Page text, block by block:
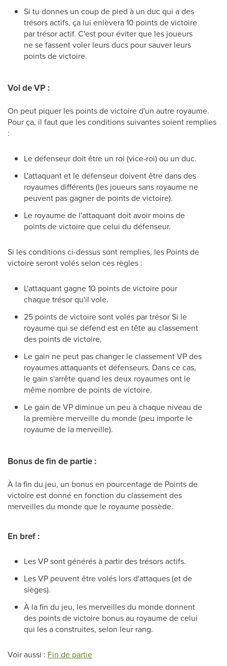
Si tu donnes un coup de pied à un duc qui a des
trésors actifs, ça lui enlèvera 10 points de victoire
par trésor actif. C'est pour éviter que les joueurs
ne se fassent voler leurs ducs pour sauver leurs
points de victoire.
Vol de VP :
On peut piquer les points de victoire d'un autre royaume.
Pour ça, il faut que les conditions suivantes soient remplies
:
Le défenseur doit être un roi (vice-roi) ou un duc.
L'attaquant et le défenseur doivent être dans des
royaumes différents (les joueurs sans royaume ne
peuvent pas gagner de points de victoire).
Le royaume de l'attaquant doit avoir moins de
points de victoire que celui du défenseur.
Si les conditions ci-dessus sont remplies, les Points de
victoire seront volés selon ces règles :
L'attaquant gagne 10 points de victoire pour
chaque trésor qu'il vole.
25 points de victoire sont volés par trésor Si le
royaume qui se défend est en tête au classement
des points de victoire,
Le gain ne peut pas changer le classement VP des
royaumes attaquants et défenseurs. Dans ce cas,
le gain s'arrête quand les deux royaumes ont le
même nombre de points de victoire.
Le gain de VP diminue un peu à chaque niveau de
la première merveille du monde (peu importe le
royaume de la merveille).
Bonus de fin de partie :
À la fin du jeu, un bonus en pourcentage de Points de
victoire est donné en fonction du classement des
merveilles du monde que le royaume possède.
En bref :
Les VP sont générés à partir des trésors actifs.
Les VP peuvent être volés lors d'attaques (et de
sièges).
À la fin du jeu, les merveilles du monde donnent
des points de victoire bonus au royaume de celui
qui les a construites, selon leur rang.
Voir aussi : Fin de partie